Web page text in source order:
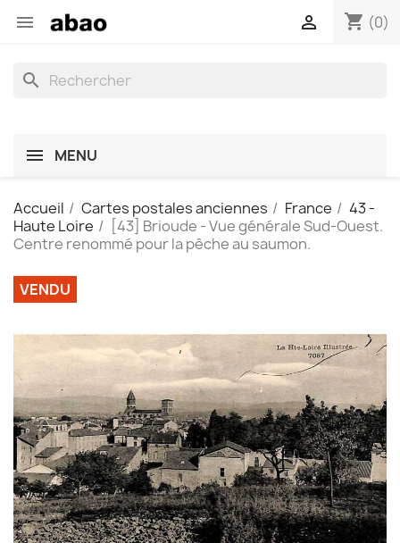
 shopping_cart (0)

search
MENU
Accueil Cartes postales anciennes France
43 -
Haute Loire
[43] Brioude - Vue générale Sud-Ouest.
Centre renommé pour la pêche au saumon.
VENDU